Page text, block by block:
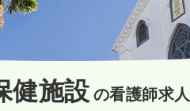
健施設 の看護師求人